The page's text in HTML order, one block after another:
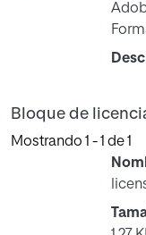
Bloque de
Mostrando 1 - 1 de 1